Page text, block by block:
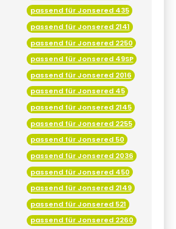
passend für Jonsered 435
passend für Jonsered 2141
passend für Jonsered 2250
passend für Jonsered 49SP
passend für Jonsered 2016
passend für Jonsered 45
passend für Jonsered 2145
passend für Jonsered 2255
passend für Jonsered 50
passend für Jonsered 2036
passend für Jonsered 450
passend für Jonsered 2149
passend für Jonsered 521
passend für Jonsered 2260